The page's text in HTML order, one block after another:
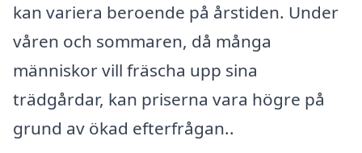
kan variera beroende på årstiden. Under
våren och sommaren, då många
människor vill fräscha upp sina
trädgårdar, kan priserna vara högre på
grund av ökad efterfrågan..